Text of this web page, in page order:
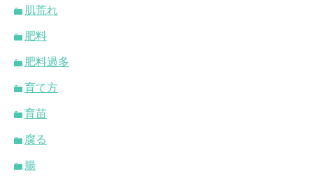
肌荒れ
肥料
肥料過多
育て方
育苗
腐る
腸